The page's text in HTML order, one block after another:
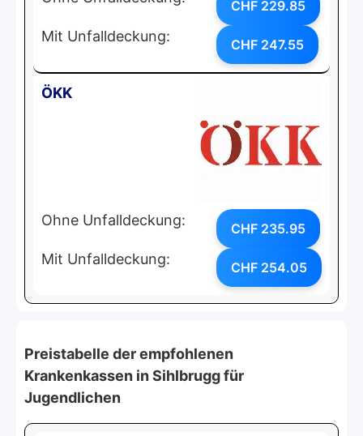
CHF 229.85
Mit Unfalldeckung: CHF 247.55
ÖKK
Ohne Unfalldeckung: CHF 235.95
Mit Unfalldeckung: CHF 254.05
Preistabelle der empfohlenen
Krankenkassen in Sihlbrugg für
Jugendlichen